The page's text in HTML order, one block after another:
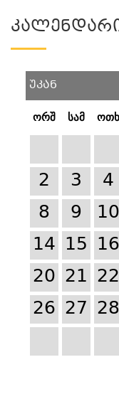
უკან
ორშ სამ ოთხ
2
3 4
8
9 10
14 15 16
20 21 22
26 27 28